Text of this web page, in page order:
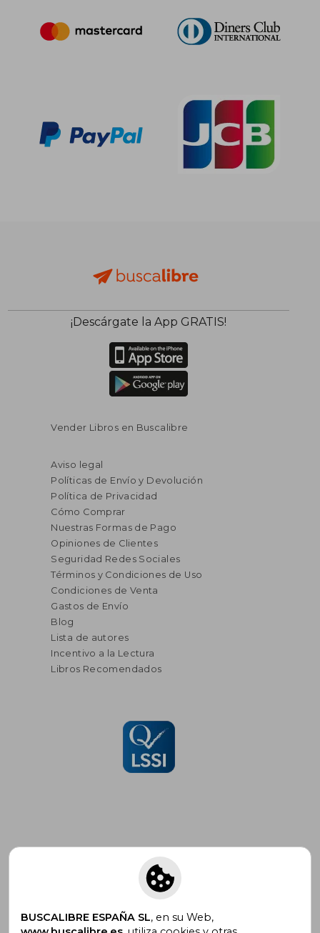
¡Descárgate la App GRATIS!
Vender Libros en Buscalibre
Aviso legal
Políticas de Envío y Devolución
Política de Privacidad
Cómo Comprar
Nuestras Formas de Pago
Opiniones de Clientes
Seguridad Redes Sociales
Términos y Condiciones de Uso
Condiciones de Venta
Gastos de Envío
Blog
Lista de autores
Incentivo a la Lectura
Libros Recomendados
Suscríbete para recibir ofertas y
promociones
BUSCALIBRE ESPAÑA SL, en su Web,